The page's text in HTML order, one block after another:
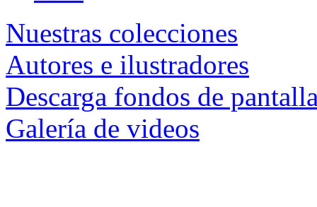
Nuestras colecciones
Autores e ilustradores
Descarga fondos de
Galería de videos